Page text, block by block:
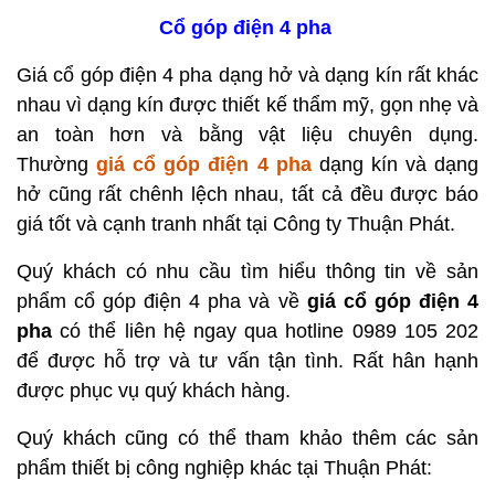
Cổ góp điện 4 pha
Giá cổ góp điện 4 pha dạng hở và dạng kín rất khác
nhau vì dạng kín được thiết kế thẩm mỹ, gọn nhẹ và
an toàn hơn và bằng vật liệu chuyên dụng.
Thườnggiácổ góp điện 4 pha dạng kín và dạng
hở cũng rất chênh lệch nhau, tất cả đều được báo
giá tốt và cạnh tranh nhất tại Công ty Thuận Phát.
Quý khách có nhu cầu tìm hiểu thông tin về sản
phẩm cổ góp điện 4 pha và vềgiá cổ góp điện 4
phacó thể liên hệ ngay qua hotline 0989 105 202
để được hỗ trợ và tư vấn tận tình. Rất hân hạnh
được phục vụ quý khách hàng.
Quý khách cũng có thể tham khảo thêm các sản
phẩm thiết bị công nghiệp khác tại Thuận Phát: